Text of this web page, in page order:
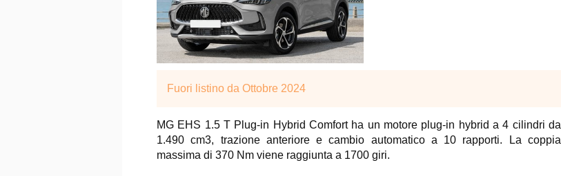
Fuori listino da Ottobre 2024
MG EHS 1.5 T Plug-in Hybrid Comfort ha un motore plug-in hybrid a 4 cilindri da
1.490 cm3, trazione anteriore e cambio automatico a 10 rapporti. La coppia
massima di 370 Nm viene raggiunta a 1700 giri.